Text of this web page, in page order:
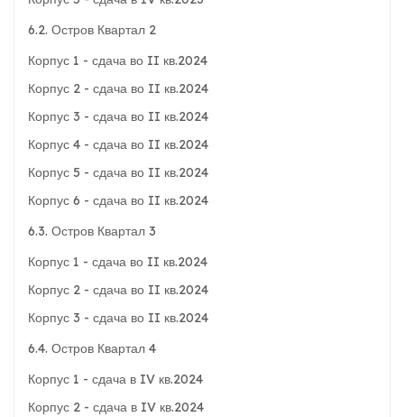
6.2. Остров Квартал 2
Корпус 1 - сдача во II кв.2024
Корпус 2 - сдача во II кв.2024
Корпус 3 - сдача во II кв.2024
Корпус 4 - сдача во II кв.2024
Корпус 5 - сдача во II кв.2024
Корпус 6 - сдача во II кв.2024
6.3. Остров Квартал 3
Корпус 1 - сдача во II кв.2024
Корпус 2 - сдача во II кв.2024
Корпус 3 - сдача во II кв.2024
6.4. Остров Квартал 4
Корпус 1 - сдача в IV кв.2024
Корпус 2 - сдача в IV кв.2024